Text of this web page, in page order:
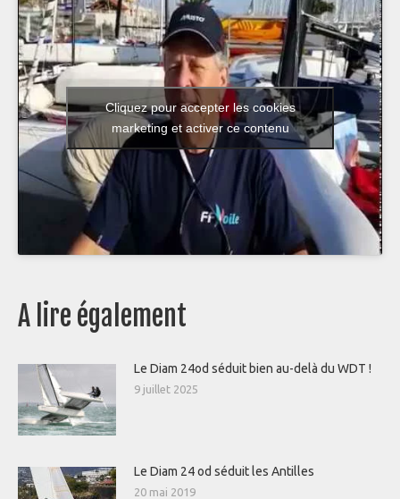
Cliquez pour accepter les cookies
marketing et activer ce contenu
A lire également
Le Diam 24od séduit bien au-delà du WDT !
9 juillet 2025
Le Diam 24 od séduit les Antilles
20 mai 2019